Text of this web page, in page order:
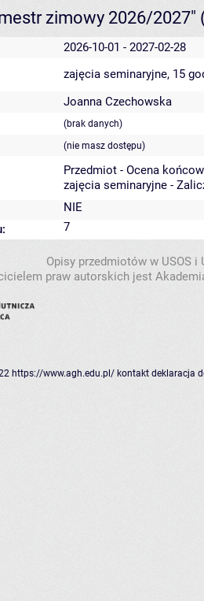
zimowy 2026/2027"
2026-10-01 - 2027-02-28
zajęcia seminaryjne, 15
Joanna Czechowska
(brak danych)
(nie masz dostępu)
Przedmiot - Ocena
zajęcia seminaryjne -
NIE
7
Opisy przedmiotów w USOS
praw autorskich jest
https://www.agh.edu.pl/ kontakt deklaracja